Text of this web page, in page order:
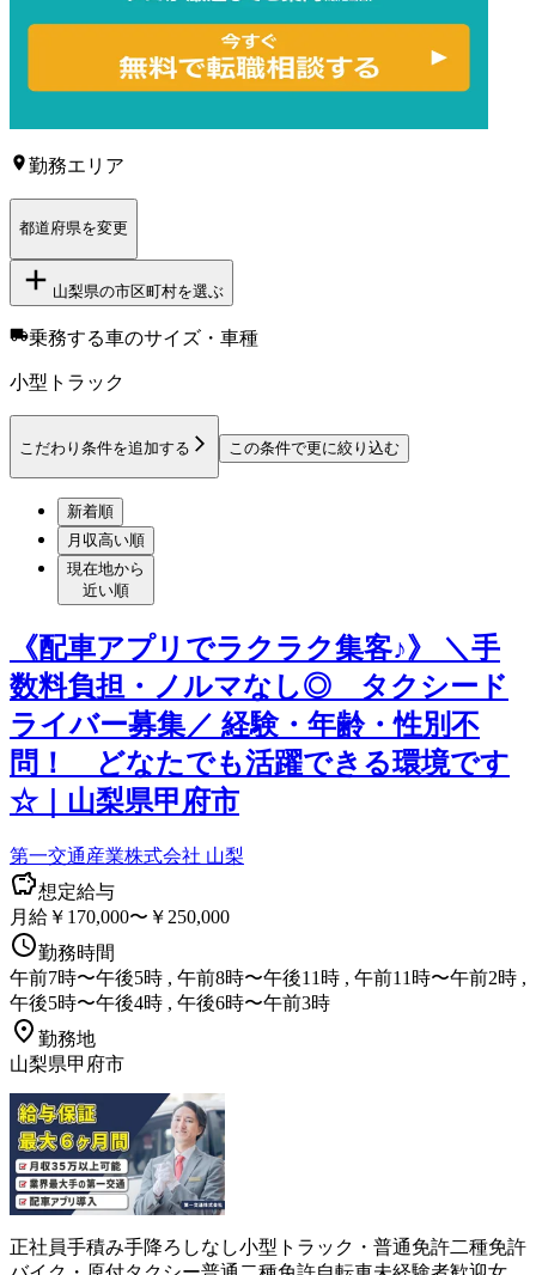
勤務エリア
都道府県を変更
山梨県の市区町村を選ぶ
乗務する車のサイズ・車種
小型トラック
こだわり条件を追加する この条件で更に絞り込む
新着順
月収高い順
現在地から
近い順
《配車アプリでラクラク集客♪》 ＼手
数料負担・ノルマなし◎ タクシード
ライバー募集／ 経験・年齢・性別不
問！ どなたでも活躍できる環境です
☆｜山梨県甲府市
第一交通産業株式会社 山梨
想定給与
月給￥170,000〜￥250,000
勤務時間
午前7時〜午後5時 , 午前8時〜午後11時 , 午前11時〜午前2時 ,
午後5時〜午後4時 , 午後6時〜午前3時
勤務地
山梨県甲府市
正社員手積み手降ろしなし小型トラック・普通免許二種免許